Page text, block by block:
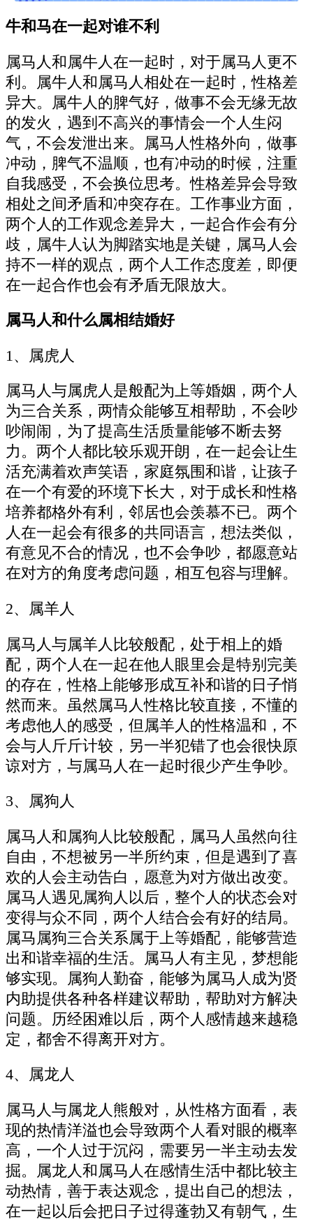
牛和马在一起对谁不利
属马人和属牛人在一起时，对于属马人更不
利。属牛人和属马人相处在一起时，性格差
异大。属牛人的脾气好，做事不会无缘无故
的发火，遇到不高兴的事情会一个人生闷
气，不会发泄出来。属马人性格外向，做事
冲动，脾气不温顺，也有冲动的时候，注重
自我感受，不会换位思考。性格差异会导致
相处之间矛盾和冲突存在。工作事业方面，
两个人的工作观念差异大，一起合作会有分
歧，属牛人认为脚踏实地是关键，属马人会
持不一样的观点，两个人工作态度差，即便
在一起合作也会有矛盾无限放大。
属马人和什么属相结婚好
1、属虎人
属马人与属虎人是般配为上等婚姻，两个人
为三合关系，两情众能够互相帮助，不会吵
吵闹闹，为了提高生活质量能够不断去努
力。两个人都比较乐观开朗，在一起会让生
活充满着欢声笑语，家庭氛围和谐，让孩子
在一个有爱的环境下长大，对于成长和性格
培养都格外有利，邻居也会羡慕不已。两个
人在一起会有很多的共同语言，想法类似，
有意见不合的情况，也不会争吵，都愿意站
在对方的角度考虑问题，相互包容与理解。
2、属羊人
属马人与属羊人比较般配，处于相上的婚
配，两个人在一起在他人眼里会是特别完美
的存在，性格上能够形成互补和谐的日子悄
然而来。虽然属马人性格比较直接，不懂的
考虑他人的感受，但属羊人的性格温和，不
会与人斤斤计较，另一半犯错了也会很快原
谅对方，与属马人在一起时很少产生争吵。
3、属狗人
属马人和属狗人比较般配，属马人虽然向往
自由，不想被另一半所约束，但是遇到了喜
欢的人会主动告白，愿意为对方做出改变。
属马人遇见属狗人以后，整个人的状态会对
变得与众不同，两个人结合会有好的结局。
属马属狗三合关系属于上等婚配，能够营造
出和谐幸福的生活。属马人有主见，梦想能
够实现。属狗人勤奋，能够为属马人成为贤
内助提供各种各样建议帮助，帮助对方解决
问题。历经困难以后，两个人感情越来越稳
定，都舍不得离开对方。
4、属龙人
属马人与属龙人熊般对，从性格方面看，表
现的热情洋溢也会导致两个人看对眼的概率
高，一个人过于沉闷，需要另一半主动去发
掘。属龙人和属马人在感情生活中都比较主
动热情，善于表达观念，提出自己的想法，
在一起以后会把日子过得蓬勃又有朝气，生